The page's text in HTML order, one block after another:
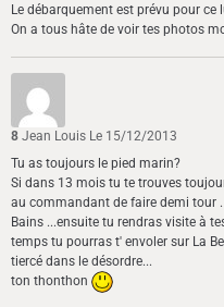
Le débarquement est prévu pour ce
On a tous hâte de voir tes photos
8 Jean Louis Le 15/12/2013
Tu as toujours le pied marin?
Si dans 13 mois tu te trouves
au commandant de faire demi tour
Bains ...ensuite tu rendras visite à
temps tu pourras t' envoler sur La
tiercé dans le désordre...
ton thonthon